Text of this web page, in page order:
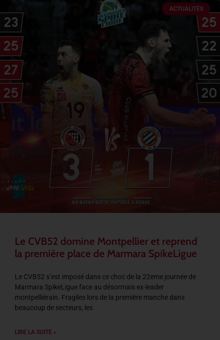
ACTUALITÉS
Le CVB52 domine Montpellier et reprend
la première place de Marmara SpikeLigue
Le CVB52 s’est imposé dans ce choc de la 22eme journée de
Marmara SpikeLigue face au désormais ex-leader
montpelliérain. Fragiles lors de la première manche dans
beaucoup de secteurs, les
LIRE LA SUITE »